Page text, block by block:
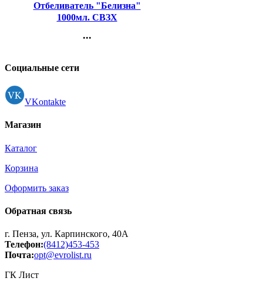
Отбеливатель "Белизна"
1000мл. СВЗХ
...
Регистрация
Социальные сети
VKontakte
Магазин
Каталог
Корзина
Оформить заказ
Обратная связь
г. Пенза, ул. Карпинского, 40А
Телефон:(8412)453-453
Почта:opt@evrolist.ru
ГК Лист